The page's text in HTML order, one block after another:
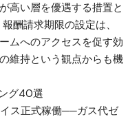
高い層を優遇する措置と
酬請求期限の設定は、
ムへのアクセスを促す効
維持という観点からも機
グ40選
ス正式稼働──ガス代ゼ